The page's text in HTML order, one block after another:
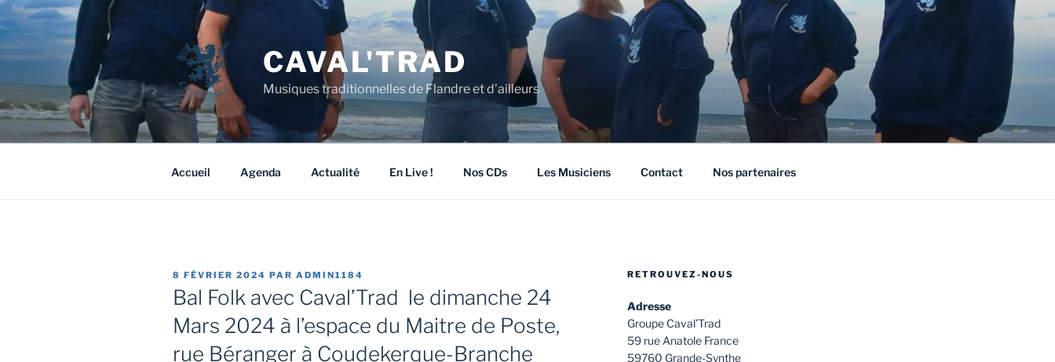
Aller
au
contenu
principal
CAVAL'TRAD
Musiques traditionnelles de Flandre et d'ailleurs
Accueil Agenda Actualité En Live ! Nos CDs Les Musiciens Contact Nos partenaires
PUBLIÉ
LE
8 FÉVRIER 2024 PAR ADMIN1184
Bal Folk avec Caval’Trad le dimanche 24
Mars 2024 à l’espace du Maitre de Poste,
rue Béranger à Coudekerque-Branche
RETROUVEZ-NOUS
Adresse
Groupe Caval’Trad
59 rue Anatole France
59760 Grande-Synthe